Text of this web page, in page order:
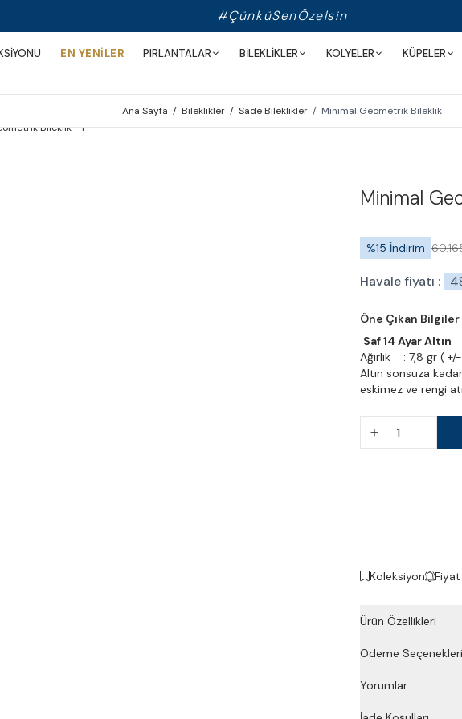
#ÇünküSenÖzelsin
EN YENİLER PIRLANTALAR BİLEKLİKLER KOLYELER KÜPELER
Ana Sayfa / Bileklikler / Sade Bileklikler / Minimal Geometrik Bileklik
Minimal
%15 İndirim
Havale fiyatı :
Öne Çıkan Bilgiler
Saf 14 Ayar Altın
Ağırlık : 7,8 gr (
Altın sonsuza
eskimez ve rengi
Koleksiyon Fiyat
Ürün Özellikleri
Ödeme Seçenekleri
Yorumlar